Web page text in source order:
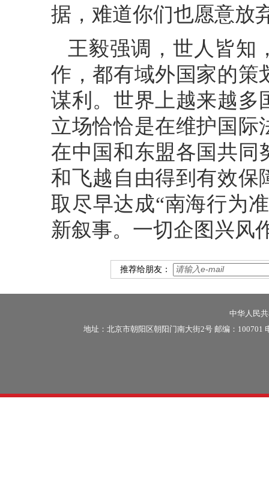
据，难道你们也愿意放
王毅强调，世人皆知
作，都有域外国家的策
谋利。世界上越来越多
立场恰恰是在维护国际
在中国和东盟各国共同
和飞越自由得到有效保
取尽早达成“南海行为
新叙事。一切企图兴风
推荐给朋友：
中华人民
地址：北京市朝阳区朝阳门南大街2号 邮编：100701